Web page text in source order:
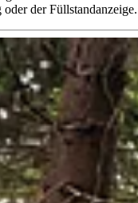
der Füllstandanzeige.